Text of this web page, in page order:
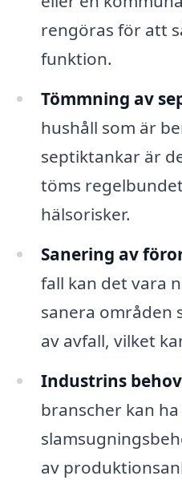
rengöras för att
funktion.
Tömmning av
hushåll som är
septiktankar är
töms
hälsorisker.
Sanering av
fall kan det vara
sanera områden
av avfall, vilket
Industrins
branscher kan
av